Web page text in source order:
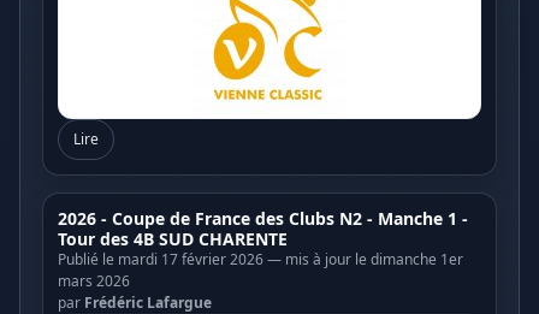
Lire
2026 - Coupe de France des Clubs N2 - Manche 1 -
Tour des 4B SUD CHARENTE
Publié le mardi 17 février 2026 — mis à jour le dimanche 1er
mars 2026
par Frédéric Lafargue